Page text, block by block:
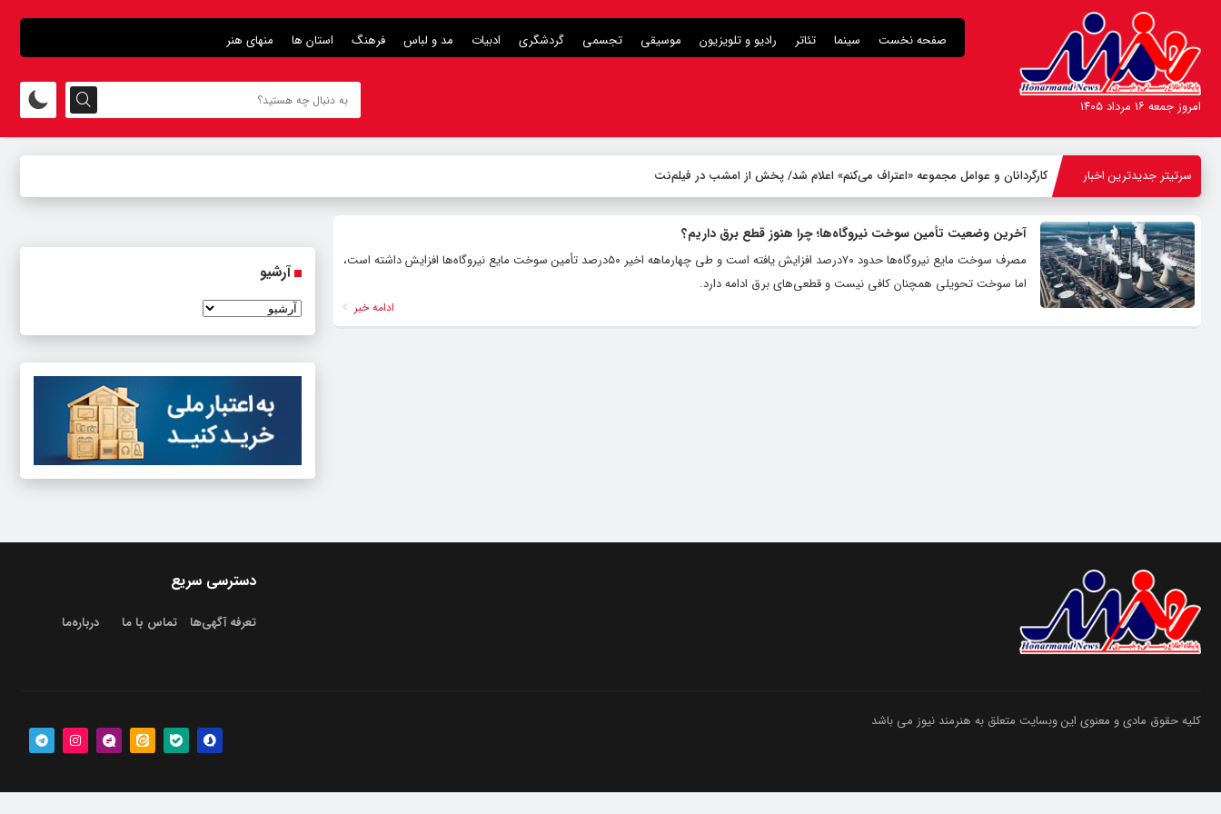
صفحه نخست سینما تئاتر رادیو و تلویزیون موسیقی تجسمی گردشگری ادبیات مد و لباس فرهنگ استان ها منهای هنر
امروز جمعه ۱۶ مرداد ۱۴۰۵
سرتیتر جدیدترین اخبار کارگردانان و عوامل مجموعه «اعتراف می‌کنم» اعلام شد/ پخش از امشب در فیلم‌نت
آخرین وضعیت تأمین سوخت نیروگاه‌ها؛ چرا هنوز قطع برق داریم؟
مصرف سوخت مایع نیروگاه‌ها حدود ۷۰درصد افزایش یافته است و طی چهارماهه اخیر ۵۰درصد تأمین سوخت مایع نیروگاه‌ها افزایش داشته است،
اما سوخت تحویلی همچنان کافی نیست و قطعی‌های برق ادامه دارد.
ادامه خبر
آرشیو
دسترسی سریع
تعرفه آگهی‌ها تماس با ما درباره‌‌ما
کلیه حقوق مادی و معنوی این وبسایت متعلق به هنرمند نیوز می باشد